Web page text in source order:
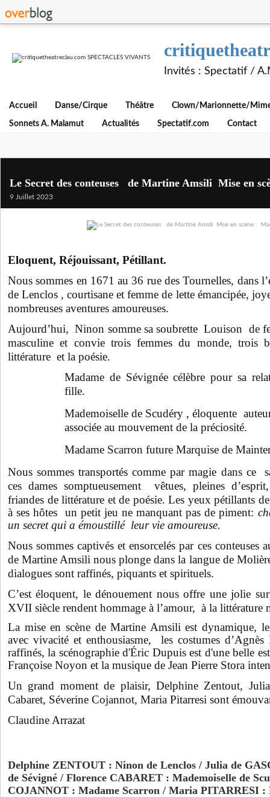
Invités : Spectatif /
Accueil Danse/Cirque Théâtre Clown/Marionnette/
Sonnets A. Malamut Actualités Spectatif.com Contact
Le Secret des conteuses de Martine Amsili Mise en
9 Juillet 2023
Eloquent, Réjouissant, Pétillant.
Nous sommes en 1671 au 36 rue des Tournelles, dans
de Lenclos , courtisane et femme de lette émancipée,
nombreuses aventures amoureuses.
Aujourd’hui, Ninon somme sa soubrette Louison de
masculine et convie trois femmes du monde, trois
littérature et la poésie.
Madame de Sévignée célèbre pour sa
fille.
Mademoiselle de Scudéry , éloquente
associée au mouvement de la préciosité.
Madame Scarron future Marquise de
Nous sommes transportés comme par magie dans ce
ces dames somptueusement vêtues, pleines
friandes de littérature et de poésie. Les yeux pétillants
à seshôtes un petit jeu ne manquant pas de piment:
un secret qui a émoustillé leur vie amoureuse.
Nous sommes captivés et ensorcelés par ces conteuses
de Martine Amsili nous plonge dans la langue de
dialogues sont raffinés, piquants et spirituels.
C’est éloquent, le dénouement nous offre une jolie
XVII siècle rendent hommage à l’amour, à la littérature
La mise en scène de Martine Amsili est dynamique,
avec vivacité et enthousiasme, les costumes
raffinés, la scénographie d'Éric Dupuis est d'une belle
Françoise Noyon et la musique de Jean Pierre Stora
Un grand moment de plaisir, Delphine Zentout,
Cabaret, Séverine Cojannot, Maria Pitarresi sont
Claudine Arrazat
Delphine ZENTOUT : Ninon de Lenclos / Julia de
de Sévigné / Florence CABARET : Mademoiselle de
COJANNOT : Madame Scarron / Maria PITARRESI :